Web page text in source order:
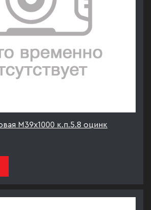
М39х1000 к.п.5.8 оцинк